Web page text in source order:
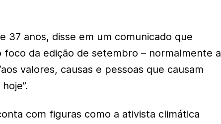
37 anos, disse em um comunicado que
da edição de setembro – normalmente a
valores, causas e pessoas que causam
com figuras como a ativista climática